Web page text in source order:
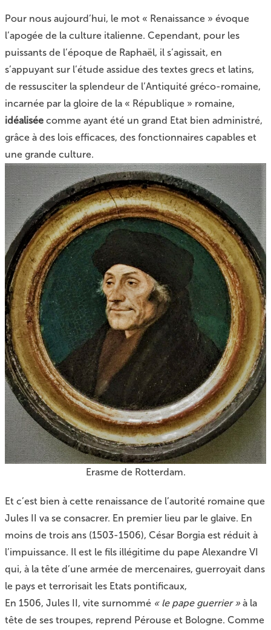
Pour nous aujourd’hui, le mot « Renaissance » évoque
l’apogée de la culture italienne. Cependant, pour les
puissants de l’époque de Raphaël, il s’agissait, en
s’appuyant sur l’étude assidue des textes grecs et latins,
de ressusciter la splendeur de l’Antiquité gréco-romaine,
incarnée par la gloire de la « République » romaine,
idéalisée comme ayant été un grand Etat bien administré,
grâce à des lois efficaces, des fonctionnaires capables et
une grande culture.
Erasme de Rotterdam.
Et c’est bien à cette renaissance de l’autorité romaine que
Jules II va se consacrer. En premier lieu par le glaive. En
moins de trois ans (1503-1506), César Borgia est réduit à
l’impuissance. Il est le fils illégitime du pape Alexandre VI
qui, à la tête d’une armée de mercenaires, guerroyait dans
le pays et terrorisait les Etats pontificaux,
En 1506, Jules II, vite surnommé « le pape guerrier »à la
tête de ses troupes, reprend Pérouse et Bologne. Comme